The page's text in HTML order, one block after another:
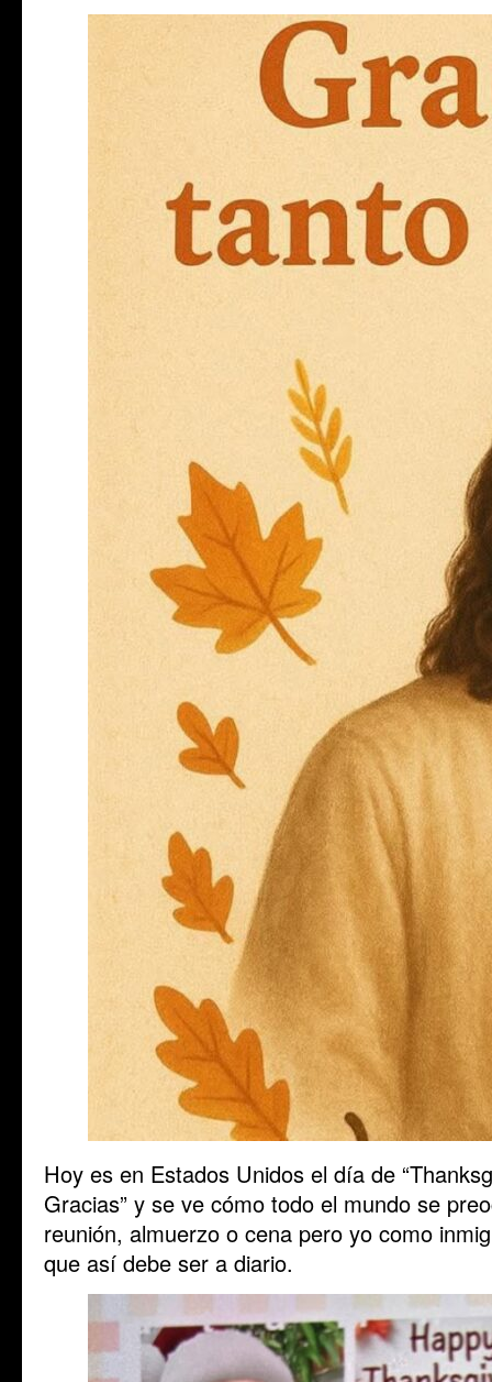
Hoy es en Estados Unidos el día de
Gracias” y se ve cómo todo el mundo se
reunión, almuerzo o cena pero yo como
que así debe ser a diario.